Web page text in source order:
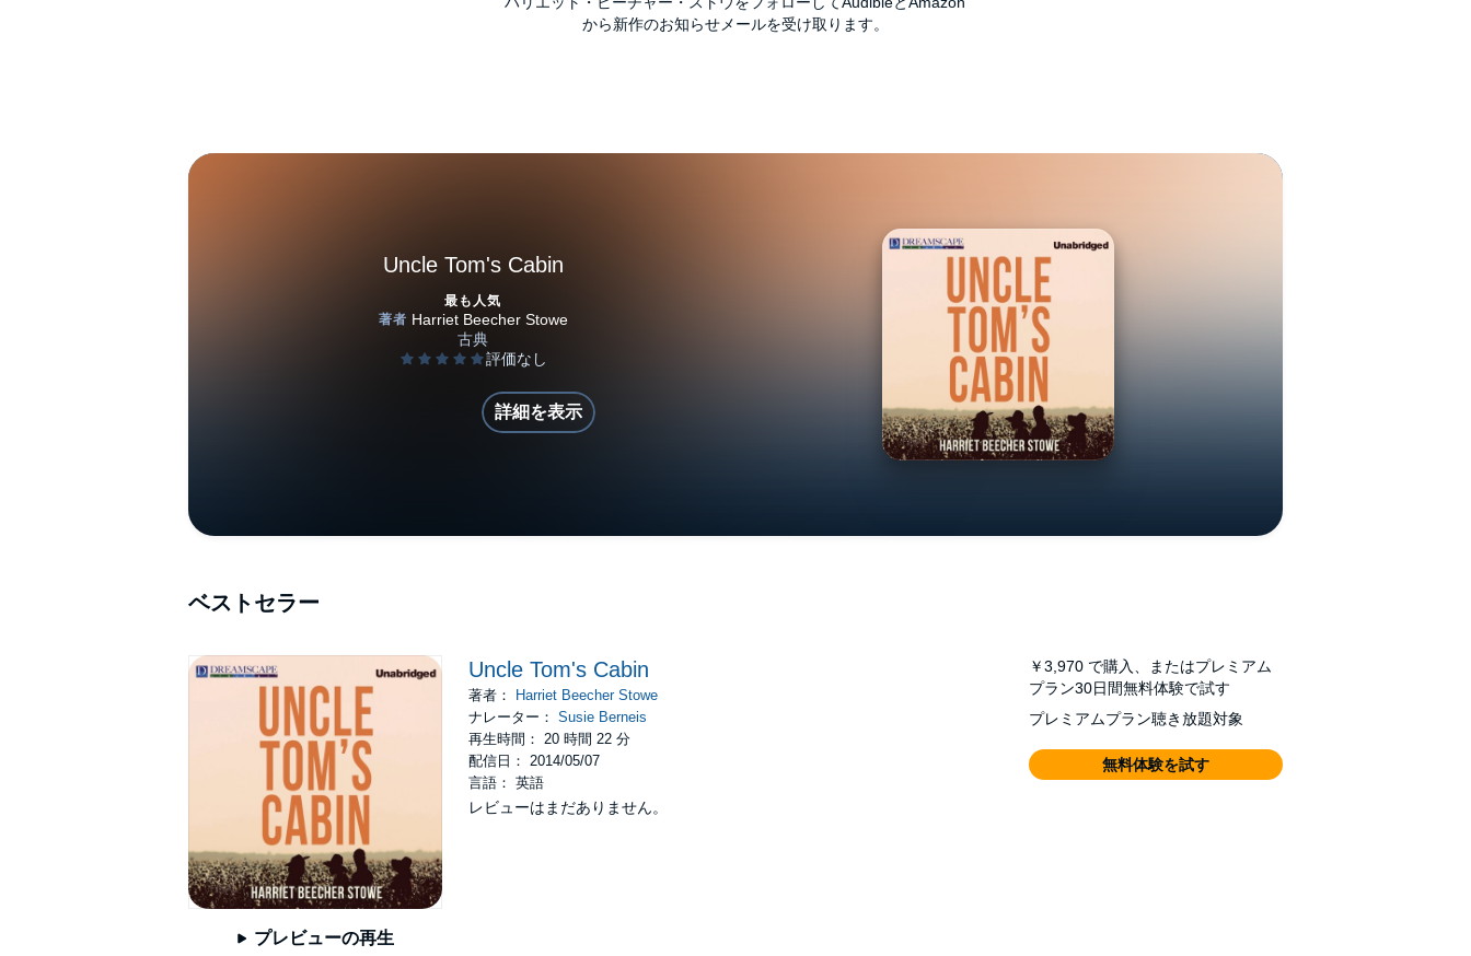
から新作のお知らせメールを受け取ります。
Uncle Tom's Cabin
最も人気
詳細を表示
ベストセラー
プレビューの再生
Uncle Tom's Cabin
著者：
Harriet Beecher Stowe
ナレーター： Susie Berneis
再生時間： 20 時間 22 分
配信日： 2014/05/07
言語： 英語
レビューはまだありません。
￥3,970 で購入、またはプレミアム
プラン30日間無料体験で試す
プレミアムプラン聴き放題対象
無料体験を試す